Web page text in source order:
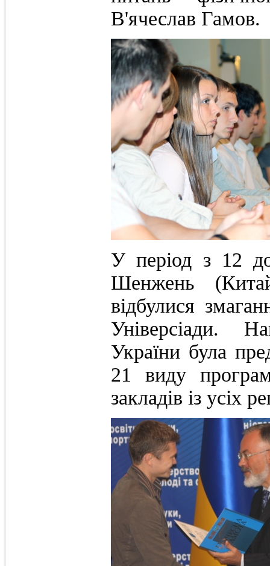
В'ячеслав Гамов.
У період з 12
Шенжень
відбулися
Універсіади.
України була
21 виду
закладів із усіх